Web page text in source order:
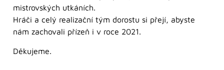
mistrovských utkáních.
Hráči a celý realizační tým dorostu si přejí, abyste
nám zachovali přízeň i v roce 2021.
Děkujeme.